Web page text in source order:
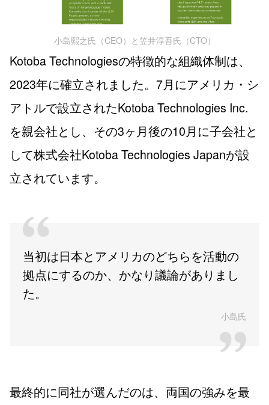
小島熙之氏（CEO）と笠井淳吾氏（CTO）
Kotoba Technologiesの特徴的な組織体制は、
2023年に確立されました。7月にアメリカ・シ
アトルで設立されたKotoba Technologies Inc.
を親会社とし、その3ヶ月後の10月に子会社と
して株式会社Kotoba Technologies Japanが設
立されています。
当初は日本とアメリカのどちらを活動の
拠点にするのか、かなり議論がありまし
た。
小島氏
最終的に同社が選んだのは、両国の強みを最